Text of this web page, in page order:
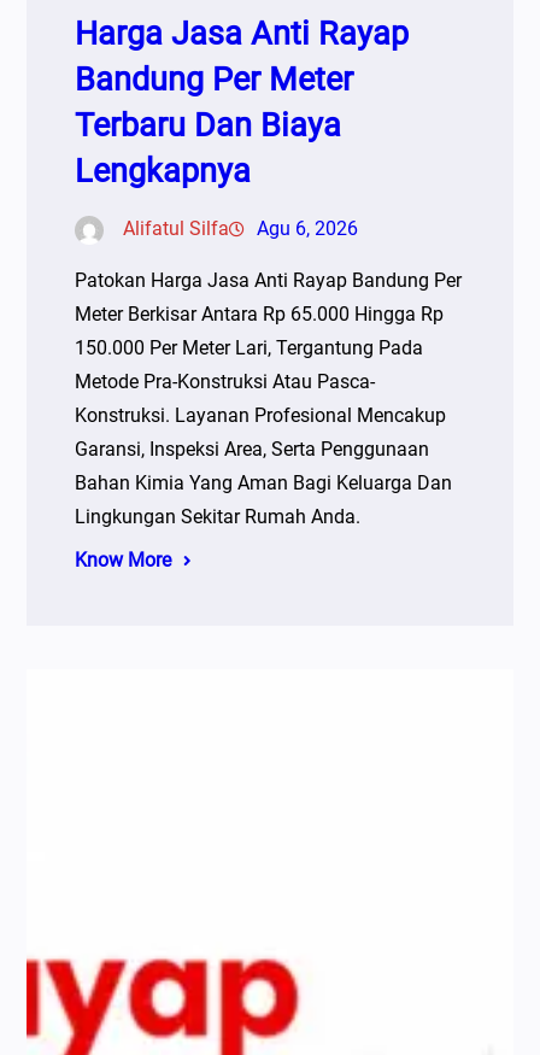
Harga Jasa Anti Rayap
Bandung Per Meter
Terbaru Dan Biaya
Lengkapnya
Alifatul Silfa Agu 6, 2026
Patokan Harga Jasa Anti Rayap Bandung Per
Meter Berkisar Antara Rp 65.000 Hingga Rp
150.000 Per Meter Lari, Tergantung Pada
Metode Pra-Konstruksi Atau Pasca-
Konstruksi. Layanan Profesional Mencakup
Garansi, Inspeksi Area, Serta Penggunaan
Bahan Kimia Yang Aman Bagi Keluarga Dan
Lingkungan Sekitar Rumah Anda.
Know More